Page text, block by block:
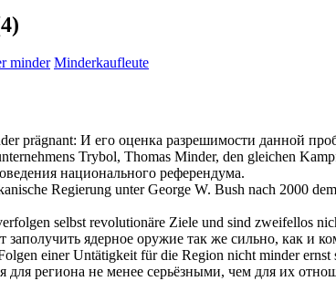
minder Minderkaufleute
prägnant: И его оценка разрешимости данной
Trybol, Thomas Minder, den gleichen
национального референдума.
Regierung unter George W. Bush nach 2000
selbst revolutionäre Ziele und sind zweifellos
заполучить ядерное оружие так же сильно, как и
einer Untätigkeit für die Region nicht minderernst
для региона не менее серьёзными, чем для их